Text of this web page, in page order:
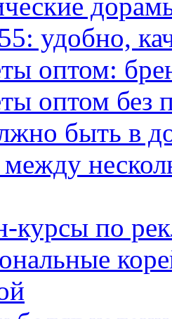
удобно,
оптом:
оптом без
быть в
курсы по